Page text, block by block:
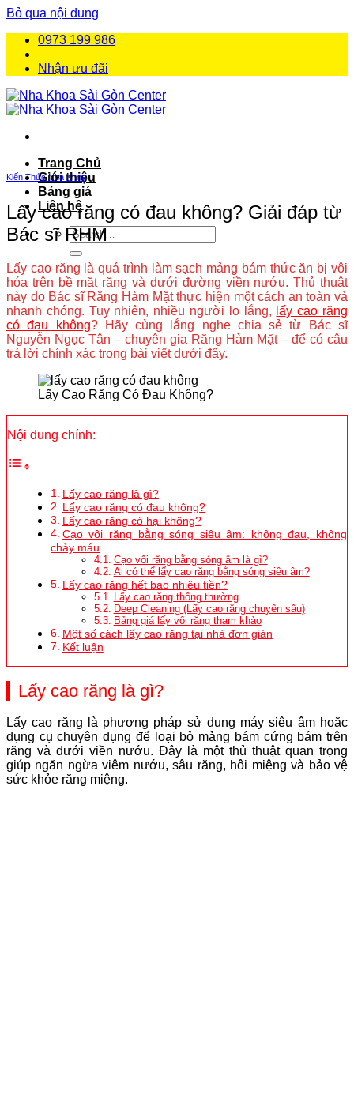
Bỏ qua nội dung
0973 199 986
Nhận ưu đãi
Trang Chủ
Giới thiệu
Bảng giá
Liên hệ
Kiến Thức Nha Khoa
Lấy cao răng có đau không? Giải đáp từ
Bác sĩ RHM
Lấy cao răng là quá trình làm sạch mảng bám thức ăn bị vôi
hóa trên bề mặt răng và dưới đường viền nướu. Thủ thuật
này do Bác sĩ Răng Hàm Mặt thực hiện một cách an toàn và
nhanh chóng. Tuy nhiên, nhiều người lo lắng, lấy cao răng
có đau không? Hãy cùng lắng nghe chia sẻ từ Bác sĩ
Nguyễn Ngọc Tân – chuyên gia Răng Hàm Mặt – để có câu
trả lời chính xác trong bài viết dưới đây.
Lấy Cao Răng Có Đau Không?
Nội dung chính:
Lấy cao răng là gì?
Lấy cao răng có đau không?
Lấy cao răng có hại không?
Cạo vôi răng bằng sóng siêu âm: không đau, không
chảy máu
Cạo vôi răng bằng sóng âm là gì?
Ai có thể lấy cao răng bằng sóng siêu âm?
Lấy cao răng hết bao nhiêu tiền?
Lấy cao răng thông thường
Deep Cleaning (Lấy cao răng chuyên sâu)
Bảng giá lấy vôi răng tham khảo
Một số cách lấy cao răng tại nhà đơn giản
Kết luận
Lấy cao răng là gì?
Lấy cao răng là phương pháp sử dụng máy siêu âm hoặc
dụng cụ chuyên dụng để loại bỏ mảng bám cứng bám trên
răng và dưới viền nướu. Đây là một thủ thuật quan trọng
giúp ngăn ngừa viêm nướu, sâu răng, hôi miệng và bảo vệ
sức khỏe răng miệng.